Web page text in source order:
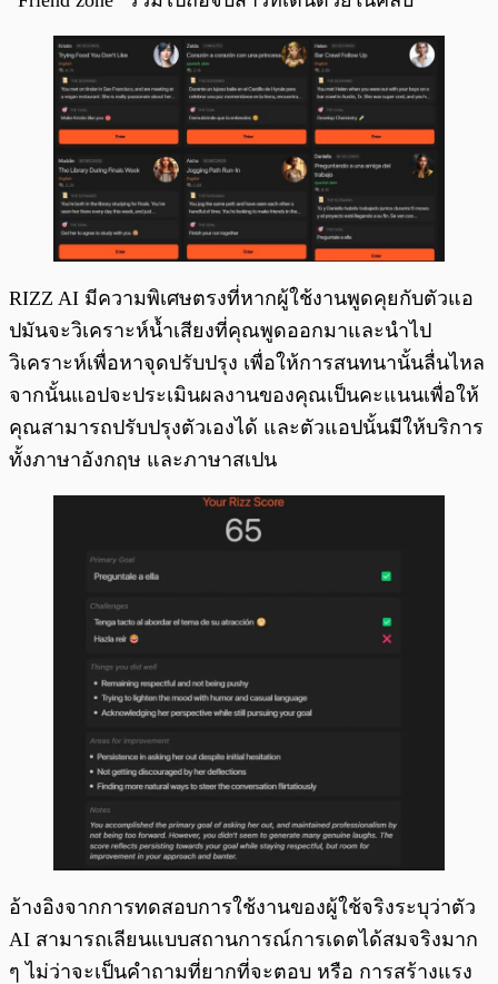
RIZZ AI มีความพิเศษตรงที่หากผู้ใช้งานพูดคุยกับตัวแอ
ปมันจะวิเคราะห์น้ำเสียงที่คุณพูดออกมาและนำไป
วิเคราะห์เพื่อหาจุดปรับปรุง เพื่อให้การสนทนานั้นลื่นไหล
จากนั้นแอปจะประเมินผลงานของคุณเป็นคะแนนเพื่อให้
คุณสามารถปรับปรุงตัวเองได้ และตัวแอปนั้นมีให้บริการ
ทั้งภาษาอังกฤษ และภาษาสเปน
อ้างอิงจากการทดสอบการใช้งานของผู้ใช้จริงระบุว่าตัว
AI สามารถเลียนแบบสถานการณ์การเดตได้สมจริงมาก
ๆ ไม่ว่าจะเป็นคำถามที่ยากที่จะตอบ หรือ การสร้างแรง